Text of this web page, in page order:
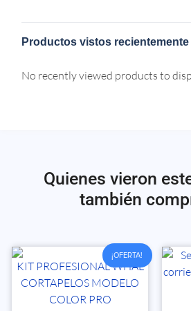
Productos vistos recientemente
No recently viewed products to
Quienes vieron
también
¡OFERTA!